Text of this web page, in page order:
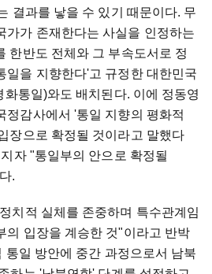
결과를 낳을 수 있기 때문이다. 무
가가 존재한다는 사실을 인정하는
한반도 전체와 그 부속도서로 정
일을 지향한다'고 규정한 대한민국
통일)와도 배치된다. 이에 정동영
정감사에서 '통일 지향의 평화적
장으로 확정될 것이라고 말했다
자 "통일부의 안으로 확정될
.
치적 실체를 존중하며 특수관계임
의 입장을 계승한 것"이라고 반박
통일 방안에 중간 과정으로서 남북